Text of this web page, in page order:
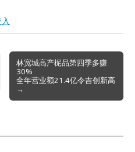
林宽城高产柅品第四季多赚
30%
全年营业额21.4亿令吉创新高
→